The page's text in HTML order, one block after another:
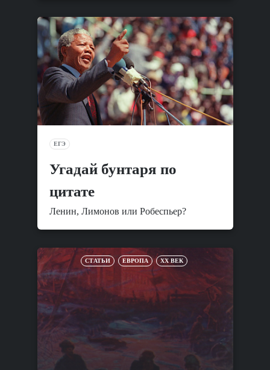
ЕГЭ
Угадай бунтаря по
цитате
Ленин, Лимонов или Робеспьер?
СТАТЬИ ЕВРОПА XX ВЕК